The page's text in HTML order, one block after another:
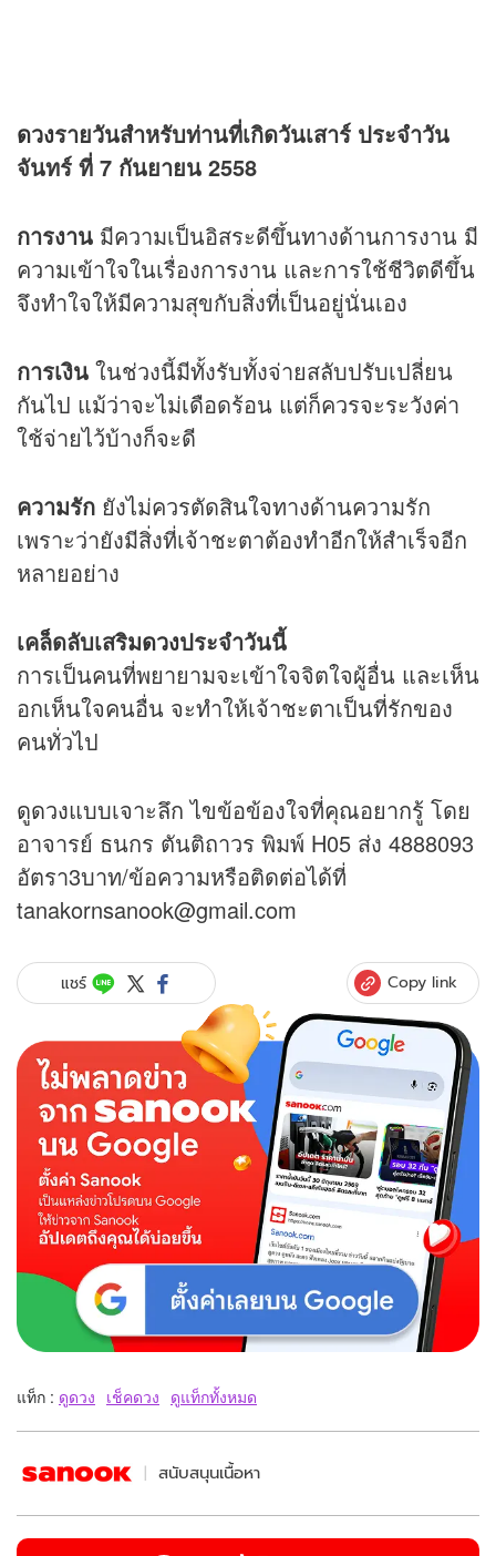
ดวงรายวันสำหรับท่านที่เกิดวันเสาร์ ประจำวัน
จันทร์ ที่ 7 กันยายน 2558
การงาน มีความเป็นอิสระดีขึ้นทางด้านการงาน มี
ความเข้าใจในเรื่องการงาน และการใช้ชีวิตดีขึ้น
จึงทำใจให้มีความสุขกับสิ่งที่เป็นอยู่นั่นเอง
การเงิน ในช่วงนี้มีทั้งรับทั้งจ่ายสลับปรับเปลี่ยน
กันไป แม้ว่าจะไม่เดือดร้อน แต่ก็ควรจะระวังค่า
ใช้จ่ายไว้บ้างก็จะดี
ความรัก ยังไม่ควรตัดสินใจทางด้านความรัก
เพราะว่ายังมีสิ่งที่เจ้าชะตาต้องทำอีกให้สำเร็จอีก
หลายอย่าง
เคล็ดลับเสริมดวงประจำวันนี้
การเป็นคนที่พยายามจะเข้าใจจิตใจผู้อื่น และเห็น
อกเห็นใจคนอื่น จะทำให้เจ้าชะตาเป็นที่รักของ
คนทั่วไป
ดูดวงแบบเจาะลึก ไขข้อข้องใจที่คุณอยากรู้ โดย
อาจารย์ ธนกร ตันติถาวร พิมพ์ H05 ส่ง 4888093
อัตรา3บาท/ข้อความหรือติดต่อได้ที่
tanakornsanook@gmail.com
แชร์ Copy link
แท็ก : ดูดวง เช็คดวง ดูแท็กทั้งหมด
สนับสนุนเนื้อหา